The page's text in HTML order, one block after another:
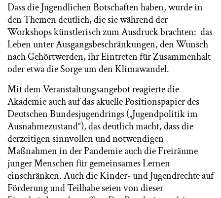
Dass die Jugendlichen Botschaften haben, wurde in
den Themen deutlich, die sie während der
Workshops künstlerisch zum Ausdruck brachten: das
Leben unter Ausgangsbeschränkungen, den Wunsch
nach Gehörtwerden, ihr Eintreten für Zusammenhalt
oder etwa die Sorge um den Klimawandel.
Mit dem Veranstaltungsangebot reagierte die
Akademie auch auf das akuelle Positionspapier des
Deutschen Bundesjugendrings („Jugendpolitik im
Ausnahmezustand“), das deutlich macht, dass die
derzeitigen sinnvollen und notwendigen
Maßnahmen in der Pandemie auch die Freiräume
junger Menschen für gemeinsames Lernen
einschränken. Auch die Kinder- und Jugendrechte auf
Förderung und Teilhabe seien von dieser